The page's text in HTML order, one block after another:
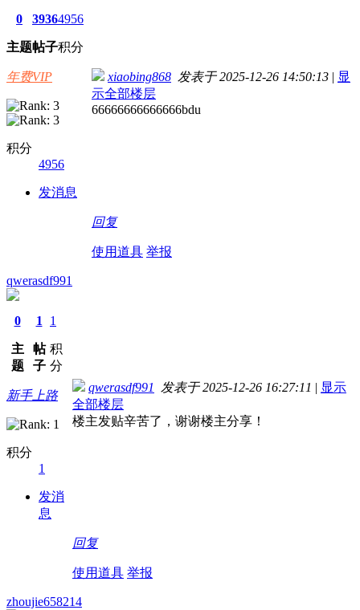
0
主题
3936
帖子
4956
积分
年费VIP
积分
4956
发消息
xiaobing868 发表于 2025-12-26 14:50:13 | 显
示全部楼层
66666666666666bdu
回复
使用道具 举报
qwerasdf991
0
主
题
1
帖
子
1
积
分
新手上路
积分
1
发消
息
qwerasdf991 发表于 2025-12-26 16:27:11 | 显示
全部楼层
楼主发贴辛苦了，谢谢楼主分享！
回复
使用道具 举报
zhoujie658214